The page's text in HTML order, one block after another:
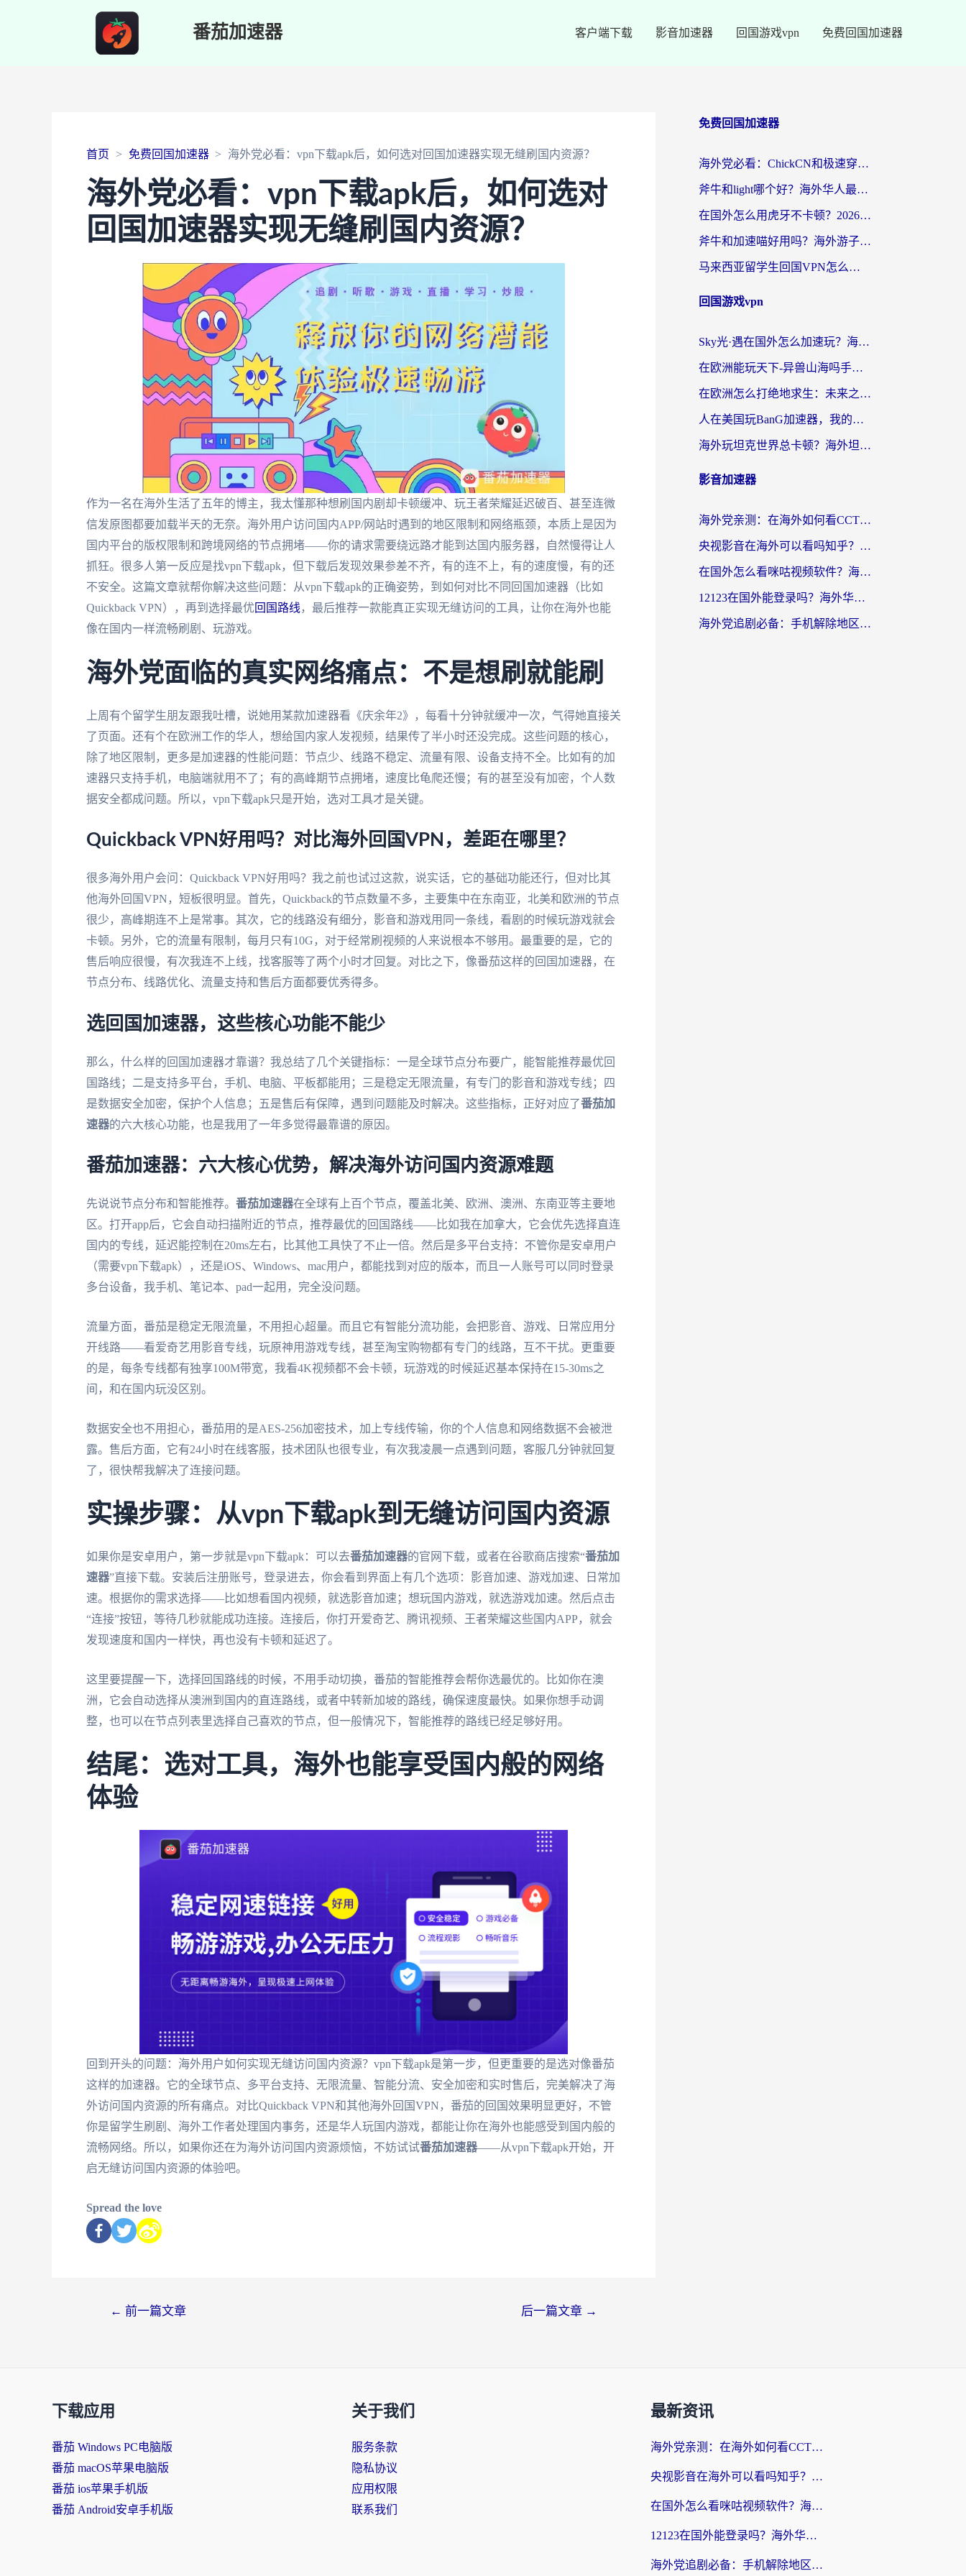
番茄加速器 客户端下载 影音加速器 回国游戏vpn 免费回国加速器
首页 免费回国加速器 海外党必看：vpn下载apk后，如何选对回国加速器实现无缝刷国内资源？
海外党必看：vpn下载apk后，如何选对
回国加速器实现无缝刷国内资源？
作为一名在海外生活了五年的博主，我太懂那种想刷国内剧却卡顿缓冲、玩王者荣耀延迟破百、甚至连微
信发原图都要加载半天的无奈。海外用户访问国内APP/网站时遇到的地区限制和网络瓶颈，本质上是因为
国内平台的版权限制和跨境网络的节点拥堵——你的请求需要绕远路才能到达国内服务器，自然慢得让人
抓狂。很多人第一反应是找vpn下载apk，但下载后发现效果参差不齐，有的连不上，有的速度慢，有的还
不安全。这篇文章就帮你解决这些问题：从vpn下载apk的正确姿势，到如何对比不同回国加速器（比如
Quickback VPN），再到选择最优回国路线 ，最后推荐一款能真正实现无缝访问的工具，让你在海外也能
像在国内一样流畅刷剧、玩游戏。
海外党面临的真实网络痛点：不是想刷就能刷
上周有个留学生朋友跟我吐槽，说她用某款加速器看《庆余年2》，每看十分钟就缓冲一次，气得她直接关
了页面。还有个在欧洲工作的华人，想给国内家人发视频，结果传了半小时还没完成。这些问题的核心，
除了地区限制，更多是加速器的性能问题：节点少、线路不稳定、流量有限、设备支持不全。比如有的加
速器只支持手机，电脑端就用不了；有的高峰期节点拥堵，速度比龟爬还慢；有的甚至没有加密，个人数
据安全都成问题。所以，vpn下载apk只是开始，选对工具才是关键。
Quickback VPN好用吗？对比海外回国VPN，差距在哪里？
很多海外用户会问：Quickback VPN好用吗？我之前也试过这款，说实话，它的基础功能还行，但对比其
他海外回国VPN，短板很明显。首先，Quickback的节点数量不多，主要集中在东南亚，北美和欧洲的节点
很少，高峰期连不上是常事。其次，它的线路没有细分，影音和游戏用同一条线，看剧的时候玩游戏就会
卡顿。另外，它的流量有限制，每月只有10G，对于经常刷视频的人来说根本不够用。最重要的是，它的
售后响应很慢，有次我连不上线，找客服等了两个小时才回复。对比之下，像番茄这样的回国加速器，在
节点分布、线路优化、流量支持和售后方面都要优秀得多。
选回国加速器，这些核心功能不能少
那么，什么样的回国加速器才靠谱？我总结了几个关键指标：一是全球节点分布要广，能智能推荐最优回
国路线；二是支持多平台，手机、电脑、平板都能用；三是稳定无限流量，有专门的影音和游戏专线；四
是数据安全加密，保护个人信息；五是售后有保障，遇到问题能及时解决。这些指标，正好对应了番茄加
速器的六大核心功能，也是我用了一年多觉得最靠谱的原因。
番茄加速器：六大核心优势，解决海外访问国内资源难题
先说说节点分布和智能推荐。 番茄加速器在全球有上百个节点，覆盖北美、欧洲、澳洲、东南亚等主要地
区。打开app后，它会自动扫描附近的节点，推荐最优的回国路线——比如我在加拿大，它会优先选择直连
国内的专线，延迟能控制在20ms左右，比其他工具快了不止一倍。然后是多平台支持：不管你是安卓用户
（需要vpn下载apk），还是iOS、Windows、mac用户，都能找到对应的版本，而且一人账号可以同时登录
多台设备，我手机、笔记本、pad一起用，完全没问题。
流量方面，番茄是稳定无限流量，不用担心超量。而且它有智能分流功能，会把影音、游戏、日常应用分
开线路——看爱奇艺用影音专线，玩原神用游戏专线，甚至淘宝购物都有专门的线路，互不干扰。更重要
的是，每条专线都有独享100M带宽，我看4K视频都不会卡顿，玩游戏的时候延迟基本保持在15-30ms之
间，和在国内玩没区别。
数据安全也不用担心，番茄用的是AES-256加密技术，加上专线传输，你的个人信息和网络数据不会被泄
露。售后方面，它有24小时在线客服，技术团队也很专业，有次我凌晨一点遇到问题，客服几分钟就回复
了，很快帮我解决了连接问题。
实操步骤：从vpn下载apk到无缝访问国内资源
如果你是安卓用户，第一步就是vpn下载apk：可以去番茄加速器的官网下载，或者在谷歌商店搜索“番茄加
速器”直接下载。安装后注册账号，登录进去，你会看到界面上有几个选项：影音加速、游戏加速、日常加
速。根据你的需求选择——比如想看国内视频，就选影音加速；想玩国内游戏，就选游戏加速。然后点击
“连接”按钮，等待几秒就能成功连接。连接后，你打开爱奇艺、腾讯视频、王者荣耀这些国内APP，就会
发现速度和国内一样快，再也没有卡顿和延迟了。
这里要提醒一下，选择回国路线的时候，不用手动切换，番茄的智能推荐会帮你选最优的。比如你在澳
洲，它会自动选择从澳洲到国内的直连路线，或者中转新加坡的路线，确保速度最快。如果你想手动调
整，也可以在节点列表里选择自己喜欢的节点，但一般情况下，智能推荐的路线已经足够好用。
结尾：选对工具，海外也能享受国内般的网络
体验
回到开头的问题：海外用户如何实现无缝访问国内资源？vpn下载apk是第一步，但更重要的是选对像番茄
这样的加速器。它的全球节点、多平台支持、无限流量、智能分流、安全加密和实时售后，完美解决了海
外访问国内资源的所有痛点。对比Quickback VPN和其他海外回国VPN，番茄的回国效果明显更好，不管
你是留学生刷剧、海外工作者处理国内事务，还是华人玩国内游戏，都能让你在海外也能感受到国内般的
流畅网络。所以，如果你还在为海外访问国内资源烦恼，不妨试试番茄加速器——从vpn下载apk开始，开
启无缝访问国内资源的体验吧。
Spread the love
← 前一篇文章 后一篇文章 →
免费回国加速器
海外党必看：ChickCN和极速穿梭VPN好用吗？3招教你选对回国加速器无缝刷国内资源
斧牛和light哪个好？海外华人最关心的回国加速器选择难题，一篇讲透
在国外怎么用虎牙不卡顿？2026海外华人亲测有效的回国加速器选择指南
斧牛和加速喵好用吗？海外游子的真实选择困境
马来西亚留学生回国VPN怎么选？3个避坑点+1款实测好用的加速器推荐
回国游戏vpn
Sky光·遇在国外怎么加速玩？海外党亲测有效的国服游戏加速指南
在欧洲能玩天下-异兽山海吗手游？海外玩家的加速器生存指南
在欧洲怎么打绝地求生：未来之役不卡？留学生亲测的加速器避坑指南
人在美国玩BanG加速器，我的延迟终于绿了
海外玩坦克世界总卡顿？海外坦克世界加速器有哪些？实测好用的选择在这里
影音加速器
海外党亲测：在海外如何看CCTV？告别“仅限大陆播放”的实用指南
央视影音在海外可以看吗知乎？留学生亲测：3步解决地域限制+追剧自由
在国外怎么看咪咕视频软件？海外党亲测有效的回国加速方案
12123在国外能登录吗？海外华人必看的回国加速实用指南
海外党追剧必备：手机解除地区限制app怎么选？解决央视视频&国内剧地区限制全指南
下载应用
番茄 Windows PC电脑版
番茄 macOS苹果电脑版
番茄 ios苹果手机版
番茄 Android安卓手机版
关于我们
服务条款
隐私协议
应用权限
联系我们
最新资讯
海外党亲测：在海外如何看CCTV？告别“仅限大陆播放”的实用指南
央视影音在海外可以看吗知乎？留学生亲测：3步解决地域限制+追剧自由
在国外怎么看咪咕视频软件？海外党亲测有效的回国加速方案
12123在国外能登录吗？海外华人必看的回国加速实用指南
海外党追剧必备：手机解除地区限制app怎么选？解决央视视频&国内剧地区限制全指南